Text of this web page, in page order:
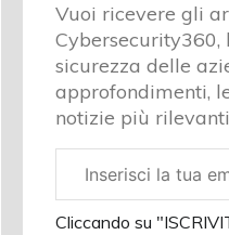
Vuoi ricevere gli
Cybersecurity360,
sicurezza delle
approfondimenti,
notizie più
aziendale
Cliccando su